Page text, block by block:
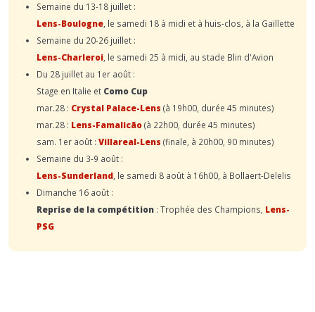
Semaine du 13-18 juillet :
Lens-Boulogne , le samedi 18 à midi et à huis-clos, à la Gaillette
Semaine du 20-26 juillet :
Lens-Charleroi , le samedi 25 à midi, au stade Blin d'Avion
Du 28 juillet au 1er août :
Stage en Italie et Como Cup
mar.28 : Crystal Palace-Lens (à 19h00, durée 45 minutes)
mar.28 : Lens-Famalicão(à 22h00, durée 45 minutes)
sam. 1er août : Villareal-Lens (finale, à 20h00, 90 minutes)
Semaine du 3-9 août :
Lens-Sunderland , le samedi 8 août à 16h00, à Bollaert-Delelis
Dimanche 16 août :
Reprise de la compétition : Trophée des Champions, Lens-
PSG